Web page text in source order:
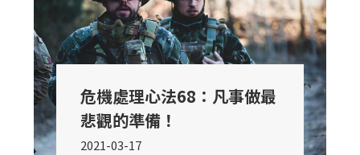
危機處理心法68：凡事做最
悲觀的準備！
2021-03-17